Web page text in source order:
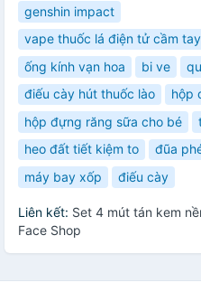
genshin impact
vape thuốc lá điện tử cầm
ống kính vạn hoa
bi ve
điếu cày hút thuốc lào
hộp
hộp đựng răng sữa cho bé
heo đất tiết kiệm to
đũa
máy bay xốp
điếu cày
Liên kết: Set 4 mút tán kem
Face Shop